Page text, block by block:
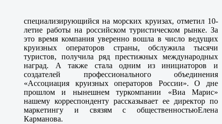
специализирующийся на морских круизах, отметил 10-
летие работы на российском туристическом рынке. За
это время компания уверенно вошла в число ведущих
круизных операторов страны, обслужила тысячи
туристов, получила ряд престижных международных
наград. А также стала одним из инициаторов и
создателей профессионального объединения
«Ассоциация круизных операторов России». О дне
прошлом и нынешнем туркомпании «Виа Марис»
нашему корреспонденту рассказывает ее директор по
маркетингу и связям с общественностьюЕлена
Карманова.